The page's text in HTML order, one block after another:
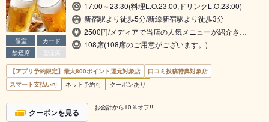
個室
カード
禁煙席
喫煙席
17:00～23:30(料理L.O.23:00,ドリンクL.O.23:00)
新宿駅より徒歩5分/新線新宿駅より徒歩3分
2500円/メディアで当店の人気メニューが紹介さ…
108席(108席のご用意がございます。)
【アプリ予約限定】最大800ポイント還元対象店
口コミ投稿特典対象店
スマート支払い可
ネット予約可 クーポンあり
クーポンを見る お会計から10％オフ!!